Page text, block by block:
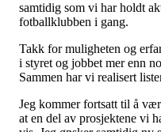
samtidig som vi har holdt
fotballklubben i gang.
Takk for muligheten og
i styret og jobbet mer enn
Sammen har vi realisert
Jeg kommer fortsatt til å
at en del av prosjektene vi